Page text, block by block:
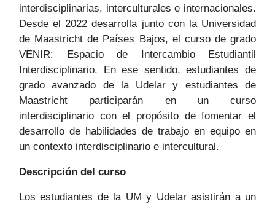
interdisciplinarias, interculturales e internacionales.
Desde el 2022 desarrolla junto con la Universidad
de Maastricht de Países Bajos, el curso de grado
VENIR: Espacio de Intercambio Estudiantil
Interdisciplinario. En ese sentido, estudiantes de
grado avanzado de la Udelar y estudiantes de
Maastricht participarán en un curso
interdisciplinario con el propósito de fomentar el
desarrollo de habilidades de trabajo en equipo en
un contexto interdisciplinario e intercultural.
Descripción del curso
Los estudiantes de la UM y Udelar asistirán a un